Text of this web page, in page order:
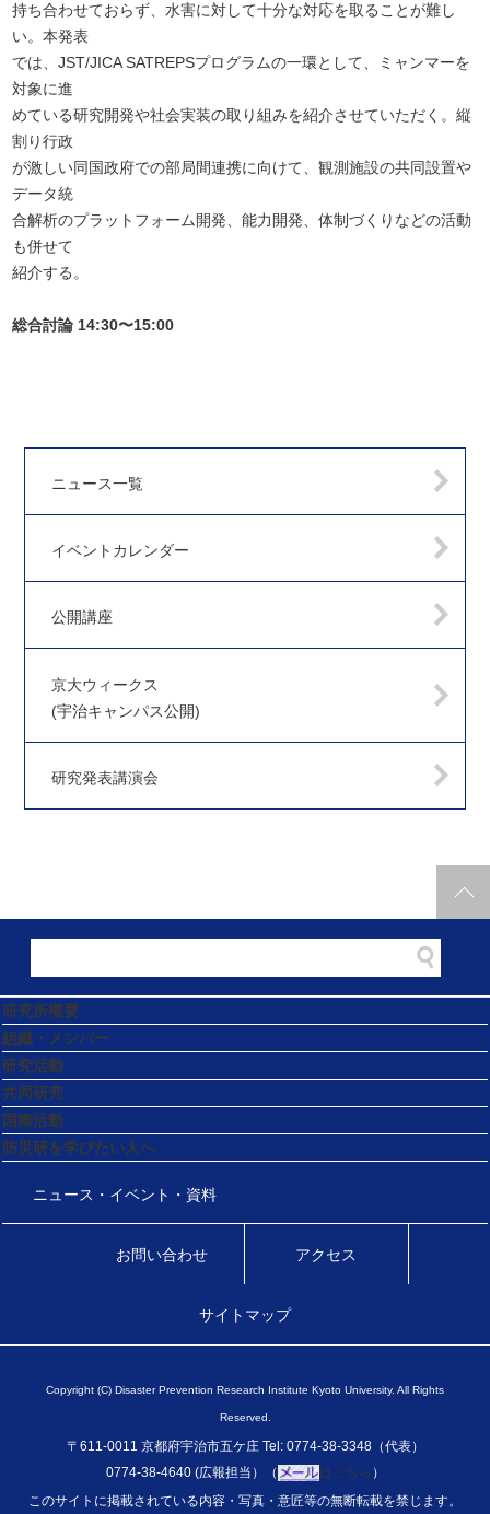
持ち合わせておらず、水害に対して十分な対応を取ることが難し
い。本発表
では、JST/JICA SATREPSプログラムの一環として、ミャンマーを
対象に進
めている研究開発や社会実装の取り組みを紹介させていただく。縦
割り行政
が激しい同国政府での部局間連携に向けて、観測施設の共同設置や
データ統
合解析のプラットフォーム開発、能力開発、体制づくりなどの活動
も併せて
紹介する。
総合討論 14:30〜15:00
ニュース一覧
イベントカレンダー
公開講座
京大ウィークス
(宇治キャンパス公開)
研究発表講演会
研究所概要
組織・メンバー
研究活動
共同研究
国際活動
防災研を学びたい人へ
ニュース・イベント・資料
お問い合わせ アクセス
サイトマップ
Copyright (C) Disaster Prevention Research Institute Kyoto University. All Rights
Reserved.
〒611-0011 京都府宇治市五ケ庄 Tel: 0774-38-3348（代表）
0774-38-4640 (広報担当）（
はこちら ）
このサイトに掲載されている内容・写真・意匠等の無断転載を禁じます。